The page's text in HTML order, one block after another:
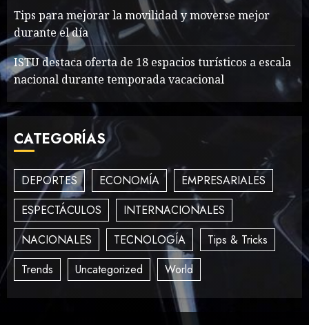
2
Searching for the
forgotten heroes of World
War Two
MAYO 14, 2024 861
3
Sex Talk? Its About Weight
4
How To Write Award
Winning Blog Headlines
MAYO 14, 2024
Tips para mejorar la movilidad y moverse mejor
durante el día
ISTU destaca oferta de 18 espacios turísticos a escala
nacional durante temporada vacacional
CATEGORÍAS
DEPORTES ECONOMÍA
EMPRESARIALES
ESPECTÁCULOS
INTERNACIONALES
NACIONALES
TECNOLOGÍA
Tips & Tricks
Trends
Uncategorized World